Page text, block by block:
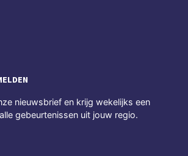
nieuwsbrief en krijg wekelijks een
gebeurtenissen uit jouw regio.